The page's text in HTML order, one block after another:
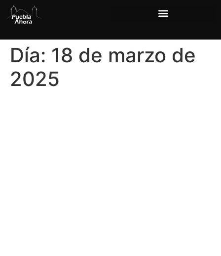
Día: 18 de marzo de
2025